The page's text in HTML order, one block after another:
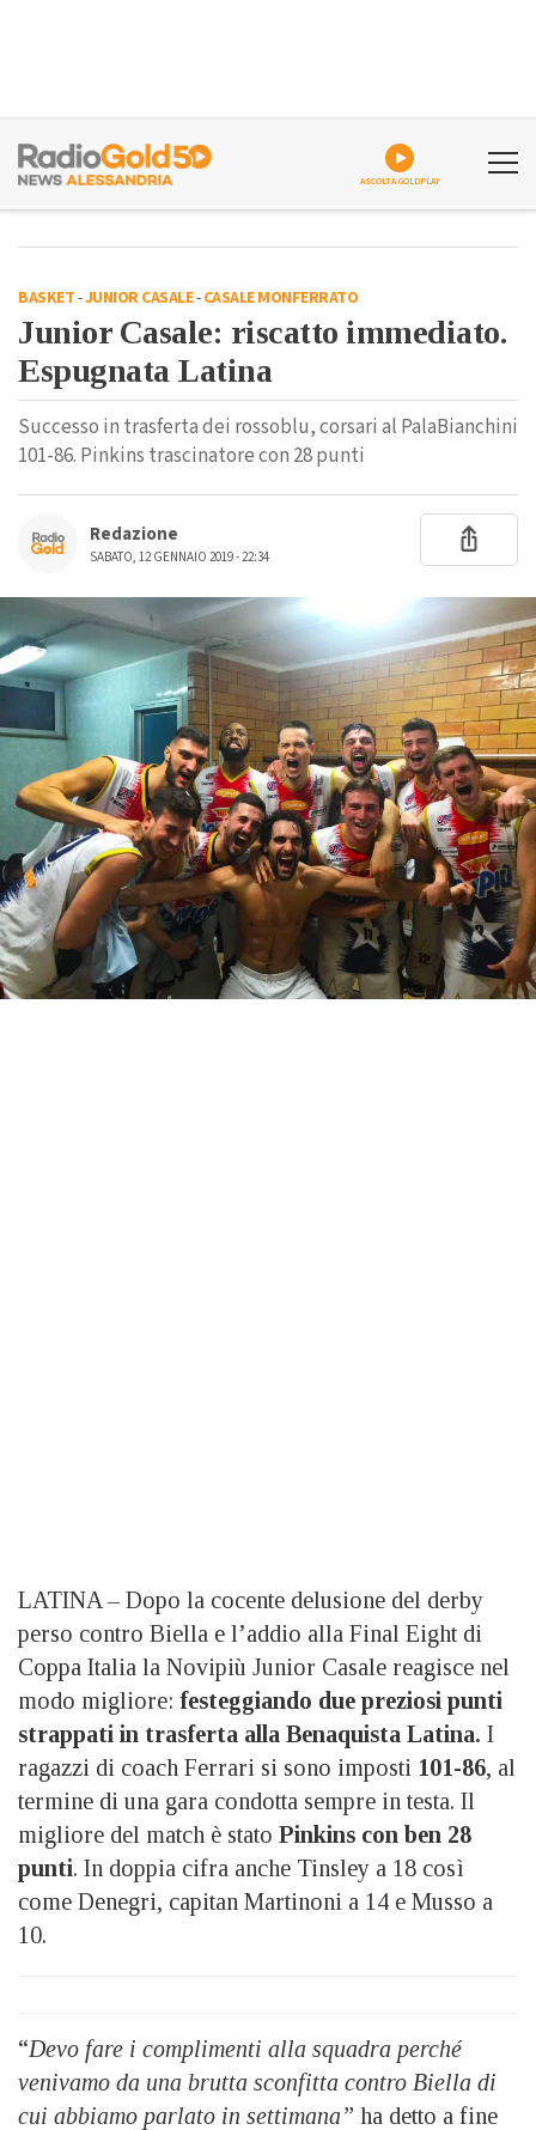
ASCOLTA GOLDPLAY
BASKET-JUNIOR CASALE-CASALE MONFERRATO
Junior Casale: riscatto immediato.
Espugnata Latina
Successo in trasferta dei rossoblu, corsari al PalaBianchini
101-86. Pinkins trascinatore con 28 punti
Redazione
SABATO, 12 GENNAIO 2019 - 22:34
LATINA – Dopo la cocente delusione del derby
perso contro Biella e l’addio alla Final Eight di
Coppa Italia la Novipiù Junior Casale reagisce nel
modo migliore: festeggiando due preziosi punti
strappati in trasferta alla Benaquista Latina. I
ragazzi di coach Ferrari si sono imposti 101-86, al
termine di una gara condotta sempre in testa. Il
migliore del match è stato Pinkins con ben 28
punti. In doppia cifra anche Tinsley a 18 così
come Denegri, capitan Martinoni a 14 e Musso a
10.
“Devo fare i complimenti alla squadra perché
venivamo da una brutta sconfitta contro Biella di
cui abbiamo parlato in settimana” ha detto a fine